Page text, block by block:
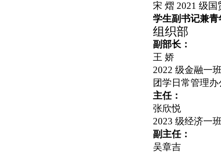
宋 熠 2021 级国
学生副书记兼
组织部
副部长：
王 娇
2022 级金融一
团学日常管理办
主任：
张欣悦
2023 级经济一
副主任：
吴章吉